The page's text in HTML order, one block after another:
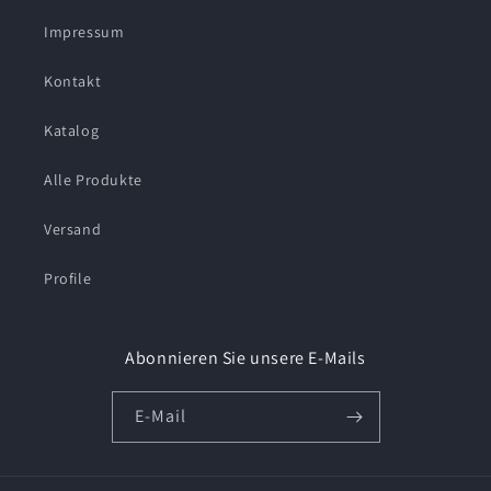
Impressum
Kontakt
Katalog
Alle Produkte
Versand
Profile
Abonnieren Sie unsere E-Mails
E-Mail